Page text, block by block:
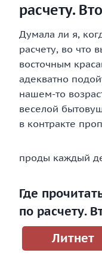
расчету.
Думала ли я,
расчету, во что
восточным
адекватно
нашем-то
веселой
в контракте
проды каждый
Где
по расчету.
Литнет